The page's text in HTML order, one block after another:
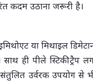
कदम उठाना जरूरी है।
या मिथाइल
ही पीले स्टिकी ट्रैप
उर्वरक उपयोग से